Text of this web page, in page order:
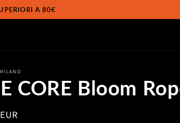
A 80€
CORE Bloom